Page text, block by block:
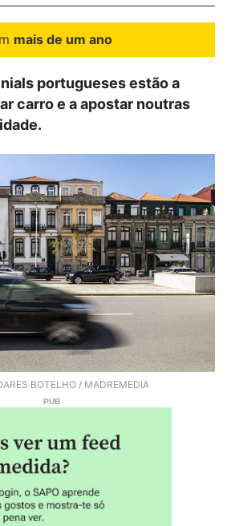
mais de um ano
portugueses estão a
carro e a apostar noutras
BOTELHO / MADREMEDIA